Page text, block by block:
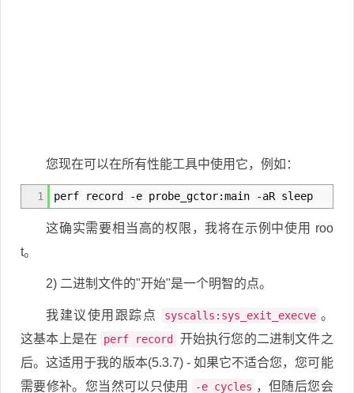
您现在可以在所有性能工具中使用它，例如：
1 perf record -e probe_gctor:main -aR sleep
这确实需要相当高的权限，我将在示例中使用 roo
t。
2) 二进制文件的"开始"是一个明智的点。
我建议使用跟踪点 syscalls:sys_exit_execve 。
这基本上是在
perf record
开始执行您的二进制文件之
后。这适用于我的版本(5.3.7) - 如果它不适合您，您可能
需要修补。您当然可以只使用
-e cycles ，但随后您会